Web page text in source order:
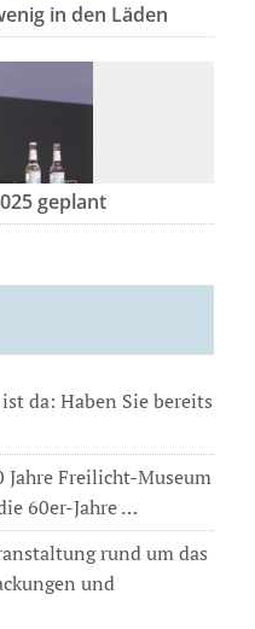
in den Läden
geplant
da: Haben Sie bereits
Jahre Freilicht-Museum
60er-Jahre …
rund um das
und